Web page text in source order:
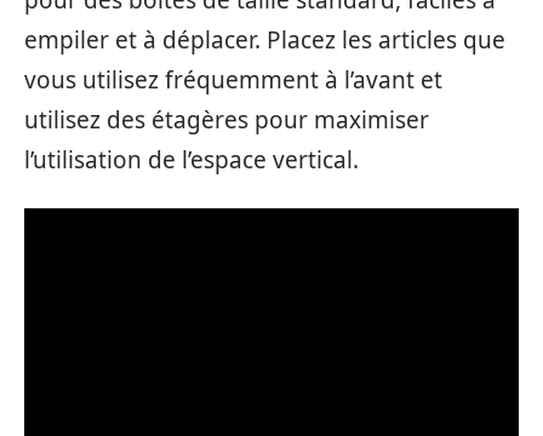
empiler et à déplacer. Placez les articles que
vous utilisez fréquemment à l’avant et
utilisez des étagères pour maximiser
l’utilisation de l’espace vertical.